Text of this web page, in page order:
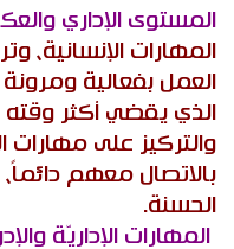
المستوى الإداري
المهارات
العمل بفعالية ومرونة
الذي يقضي أكثر وقته
والتركيز على مهارات
بالاتصال معهم دائماً،
الحسنة.
المهارات الإداريّة